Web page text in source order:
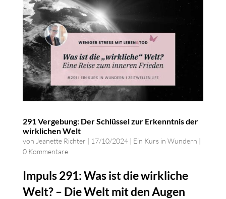
291 Vergebung: Der Schlüssel zur Erkenntnis der
wirklichen Welt
von Jeanette Richter | 17/10/2024| Ein Kurs in Wundern |
0 Kommentare
Impuls 291: Was ist die wirkliche
Welt? – Die Welt mit den Augen